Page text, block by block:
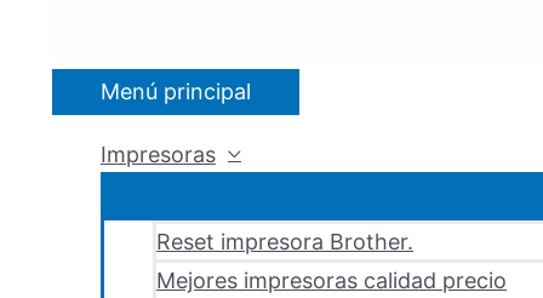
Menú principal
Impresoras
Reset impresora Brother.
Mejores impresoras calidad precio